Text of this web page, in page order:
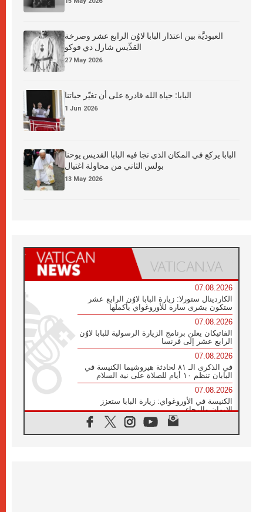
العبوديَّة بين اعتذار البابا لاوُن الرابع عشر وصرخة
القدِّيس شارل دي فوكو
27 May 2026
البابا: حياة الله قادرة على أن تغيّر حياتنا
1 Jun 2026
البابا يركع في المكان الذي نجا فيه البابا القديس يوحنا
بولس الثاني من محاولة اغتيال
13 May 2026
07.08.2026
الكاردينال ستورلا: زيارة البابا لاوُن الرابع عشر
ستكون بشرى سارة للأوروغواي بأكملها
07.08.2026
الفاتيكان يعلن برنامج الزيارة الرسولية للبابا لاوُن
الرابع عشر إلى فرنسا
07.08.2026
في الذكرى الـ ٨١ لحادثة هيروشيما الكنيسة في
اليابان تنظم ١٠ أيام للصلاة على نية السلام
07.08.2026
الكنيسة في الأوروغواي: زيارة البابا ستعزز
الإيمان والرجاء
الاجتماع الشهري للمطارنة الموارنة